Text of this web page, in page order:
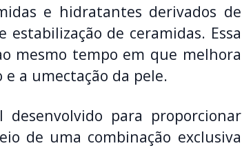
e hidratantes derivados de
de ceramidas. Essa
mesmo tempo em que melhora
a umectação da pele.
para proporcionar
de uma combinação exclusiva